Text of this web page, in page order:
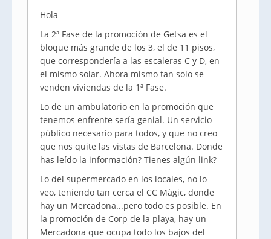
Hola
La 2ª Fase de la promoción de Getsa es el
bloque más grande de los 3, el de 11 pisos,
que correspondería a las escaleras C y D, en
el mismo solar. Ahora mismo tan solo se
venden viviendas de la 1ª Fase.
Lo de un ambulatorio en la promoción que
tenemos enfrente sería genial. Un servicio
público necesario para todos, y que no creo
que nos quite las vistas de Barcelona. Donde
has leído la información? Tienes algún link?
Lo del supermercado en los locales, no lo
veo, teniendo tan cerca el CC Màgic, donde
hay un Mercadona...pero todo es posible. En
la promoción de Corp de la playa, hay un
Mercadona que ocupa todo los bajos del